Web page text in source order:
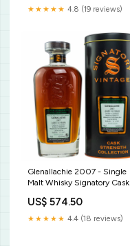
★★★★★ 4.8 (19 reviews)
Glenallachie 2007 - Single
Malt Whisky Signatory Cask
US$ 574.50
★★★★★ 4.4 (18 reviews)